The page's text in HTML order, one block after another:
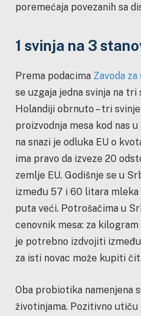
poremećaja povezanih sa
1 svinja na 3
Prema podacima Zavoda
se uzgaja jedna svinja na
Holandiji obrnuto – tri
proizvodnja mesa kod nas
na snazi je odluka EU o
ima pravo da izveze 20
zemlje EU. Godišnje se u
između 57 i 60 litara
puta veći. Potrošačima u
cenovnik mesa: za
je potrebno izdvojiti
za isti novac može kupiti
Oba probiotika namenjena
životinjama. Pozitivno utiču